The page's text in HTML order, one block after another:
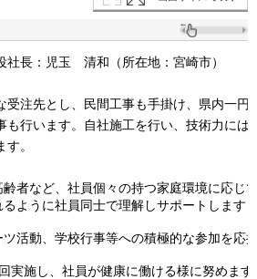
社長：児玉 清和 （所在地：宮崎市）
受注先とし、民間工事も手掛け、県内一円
も行います。自社施工を行い、技術力には
。
者など、社員個々の持つ家庭環境に応じ
ように社員同士で理解しサポートします
活動、学校行事等への積極的な参加を応
実施し、社員が健康に働ける様に努めます